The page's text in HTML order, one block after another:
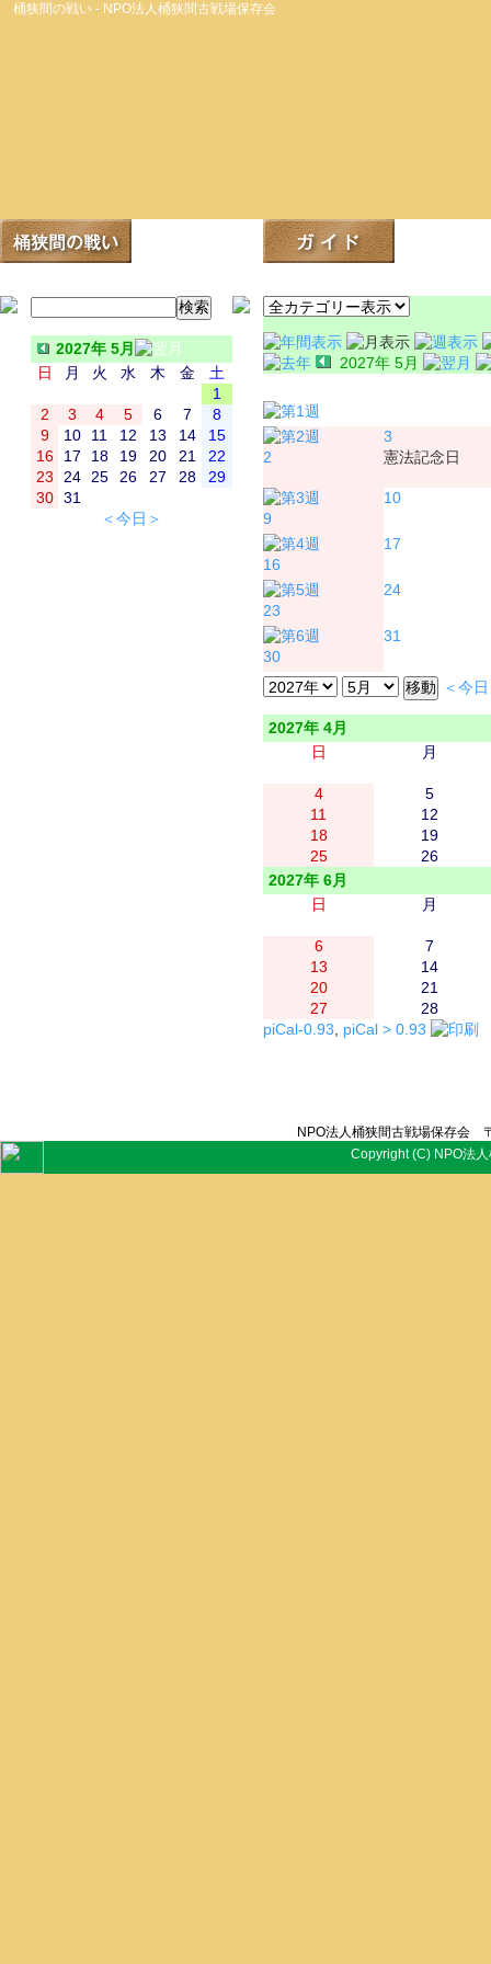
桶狭間の戦い - NPO法人桶狭間古戦場保存会
2027年 5月
日
月 火 水 木 金
土
1
2
3 4 5 6 7
8
9
10 11 12 13 14
15
16
17 18 19 20 21
22
23
24 25 26 27 28
29
30
31
＜今日＞
2027年 5月
2
3
憲法記念日
9
10
16
17
23
24
30
31
＜今
2027年 4月
日
月
4
5
11
12
18
19
25
26
2027年 6月
日
月
6
7
13
14
20
21
27
28
piCal-0.93, piCal > 0.93
NPO法人桶狭間古戦場保存
Copyright (C) NPO法